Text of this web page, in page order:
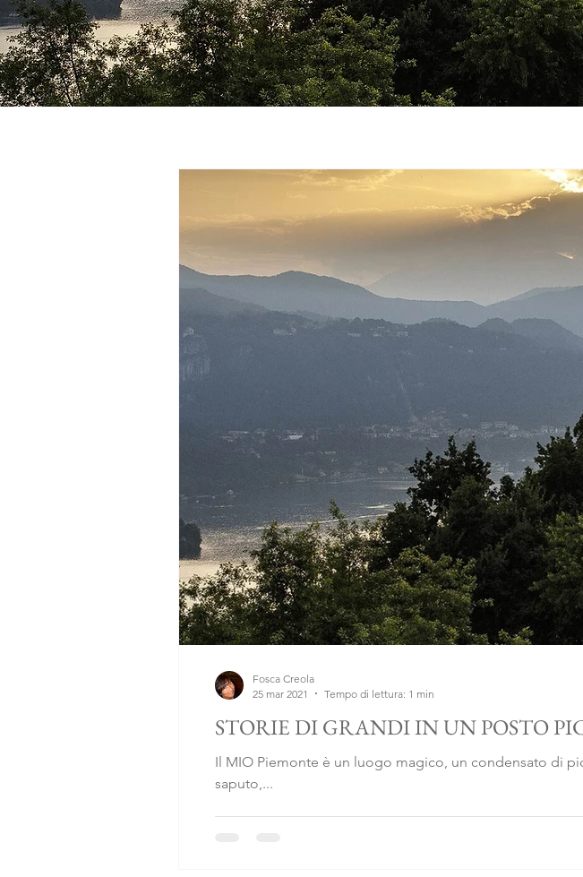
STORIE DI GRANDI IN UN POSTO
Il MIO Piemonte è un luogo magico, un condensato di
saputo,...
Fosca Creola
25 mar 2021
Tempo di lettura: 1 min